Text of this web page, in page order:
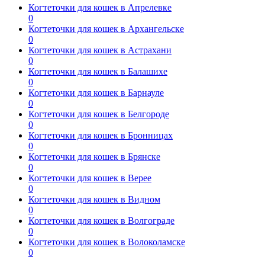
Когтеточки для кошек в Апрелевке
0
Когтеточки для кошек в Архангельске
0
Когтеточки для кошек в Астрахани
0
Когтеточки для кошек в Балашихе
0
Когтеточки для кошек в Барнауле
0
Когтеточки для кошек в Белгороде
0
Когтеточки для кошек в Бронницах
0
Когтеточки для кошек в Брянске
0
Когтеточки для кошек в Верее
0
Когтеточки для кошек в Видном
0
Когтеточки для кошек в Волгограде
0
Когтеточки для кошек в Волоколамске
0